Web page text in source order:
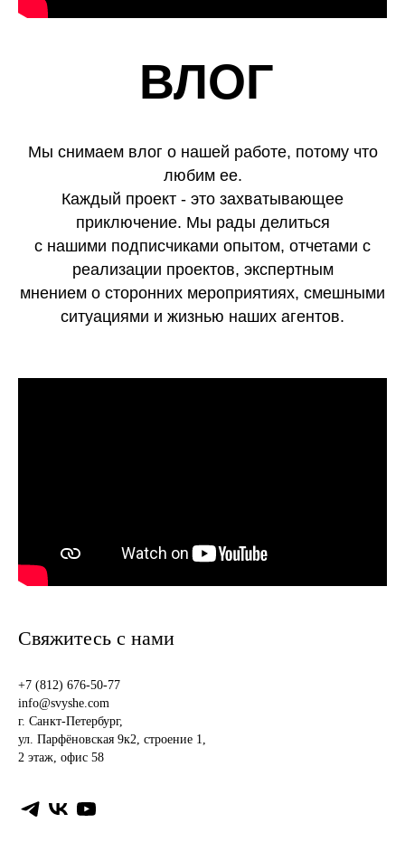
ВЛОГ
Мы снимаем влог о нашей работе, потому что
любим ее.
Каждый проект - это захватывающее
приключение. Мы рады делиться
с нашими подписчиками опытом, отчетами с
реализации проектов, экспертным
мнением о сторонних мероприятиях, смешными
ситуациями и жизнью наших агентов.
Свяжитесь с нами
+7 (812) 676-50-77
info@svyshe.com
г. Санкт-Петербург,
ул. Парфёновская 9к2, строение 1,
2 этаж, офис 58